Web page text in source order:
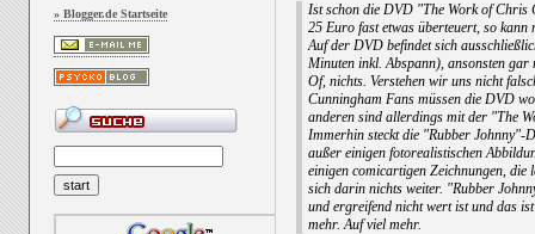
» Blogger.de Startseite
Ist schon die DVD "The Work of Chris
25 Euro fast etwas überteuert, so
Auf der DVD befindet sich
Minuten inkl. Abspann), ansonsten
Of, nichts. Verstehen wir uns nicht
Cunningham Fans müssen die DVD
anderen sind allerdings mit der "The
Immerhin steckt die "Rubber Johnny"-
außer einigen fotorealistischen
einigen comicartigen Zeichnungen, die
sich darin nichts weiter. "Rubber
und ergreifend nicht wert ist und das
mehr. Auf viel mehr.